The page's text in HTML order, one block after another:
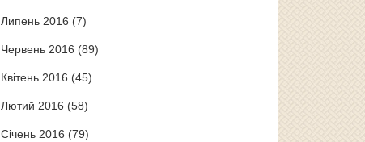
Липень 2016 (7)
Червень 2016 (89)
Квітень 2016 (45)
Лютий 2016 (58)
Січень 2016 (79)